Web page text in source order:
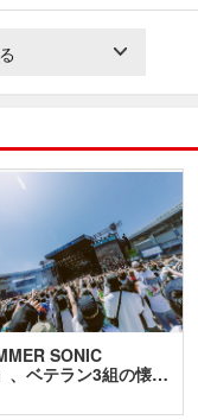
SONIC
、ベテラン3組の懐…